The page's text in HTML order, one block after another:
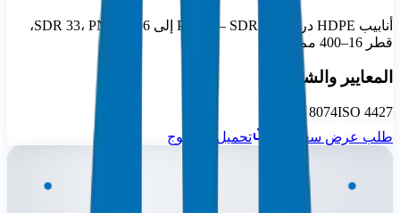
أنابيب HDPE درجة PE63 — SDR 7.4 إلى SDR 33، PN 3.2–16،
قطر 16–400 مم.
المعايير والشهادات
DIN 8074ISO 4427
طلب عرض سعر
تحميل الكتالوج